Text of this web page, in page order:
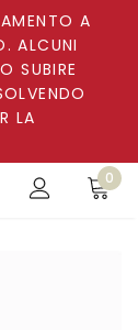
A
ALCUNI
SUBIRE
LA
0